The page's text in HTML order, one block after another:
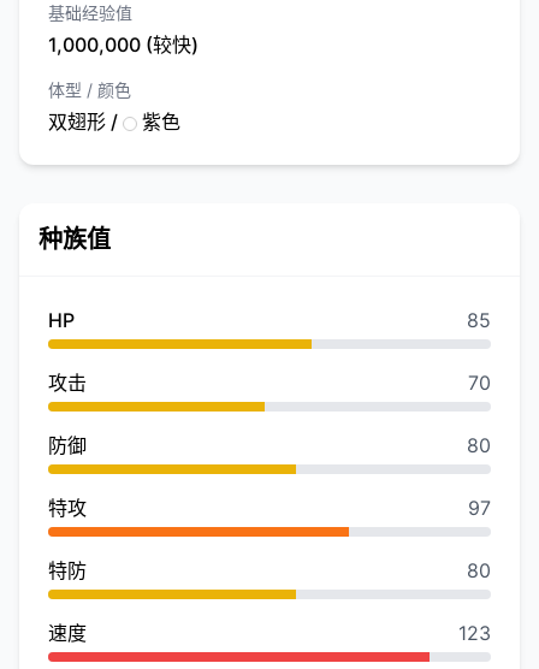
基础经验值
1,000,000 (较快)
体型 / 颜色
双翅形 / 紫色
种族值
HP 85
攻击 70
防御 80
特攻 97
特防 80
速度 123